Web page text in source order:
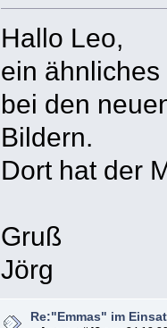
Hallo Leo,
ein
bei den
Bildern.
Dort hat der
Gruß
Jörg
Re:"Emmas" im